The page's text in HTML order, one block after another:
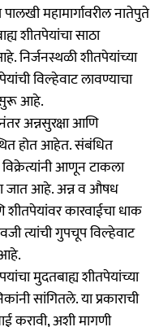
महामार्गावरील नातेपुते
शीतपेयांचा साठा
निर्जनस्थळी शीतपेयांच्या
विल्हेवाट लावण्याचा
सुरू आहे.
अन्नसुरक्षा आणि
होत आहेत. संबंधित
आणून टाकला
जात आहे. अन्न व औषध
शीतपेयांवर कारवाईचा धाक
त्यांची गुपचूप विल्हेवाट
आहे.
मुदतबाह्य शीतपेयांच्या
सांगितले. या प्रकाराची
करावी, अशी मागणी